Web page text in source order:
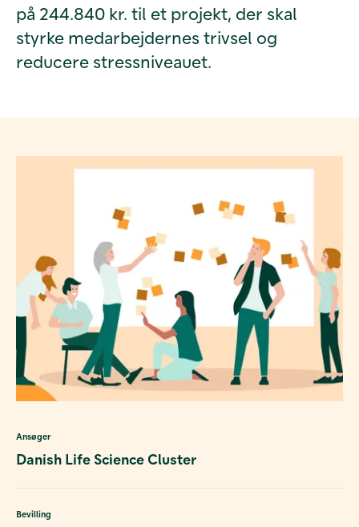
på 244.840 kr. til et projekt, der skal
styrke medarbejdernes trivsel og
reducere stressniveauet.
Ansøger
Danish Life Science Cluster
Bevilling